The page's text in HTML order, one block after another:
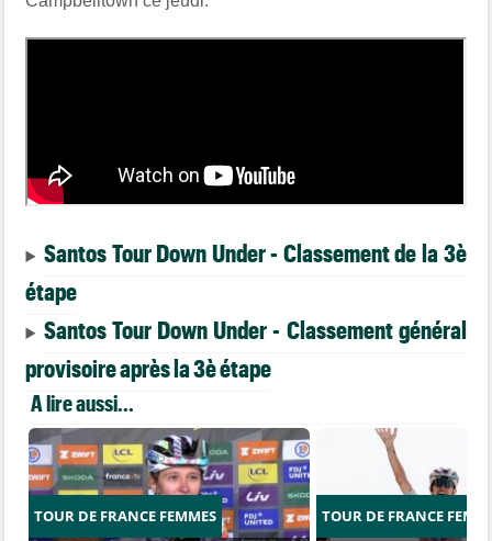
Santos Tour Down Under - Classement de la 3è
étape
Santos Tour Down Under - Classement général
provisoire après la 3è étape
A lire aussi...
TOUR DE FRANCE FEMMES TOUR DE FRANCE